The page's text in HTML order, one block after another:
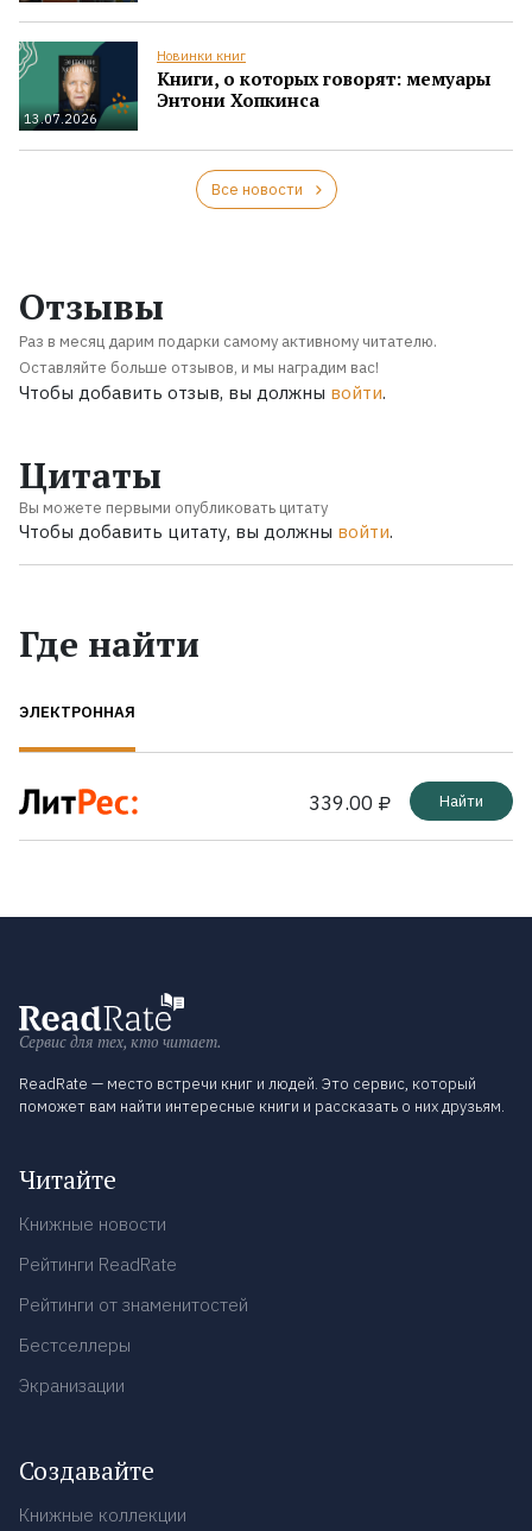
13.07.2026
Новинки книг
Книги, о которых говорят: мемуары
Энтони Хопкинса
Все новости
Отзывы
Раз в месяц дарим подарки самому активному читателю.
Оставляйте больше отзывов, и мы наградим вас!
Чтобы добавить отзыв, вы должны войти.
Цитаты
Вы можете первыми опубликовать цитату
Чтобы добавить цитату, вы должны войти.
Где найти
ЭЛЕКТРОННАЯ
339.00 ₽ Найти
Сервис для тех, кто читает.
ReadRate — место встречи книг и людей. Это сервис, который
поможет вам найти интересные книги и рассказать о них друзьям.
Читайте
Книжные новости
Рейтинги ReadRate
Рейтинги от знаменитостей
Бестселлеры
Экранизации
Создавайте
Книжные коллекции